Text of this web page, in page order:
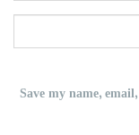
Save my name,